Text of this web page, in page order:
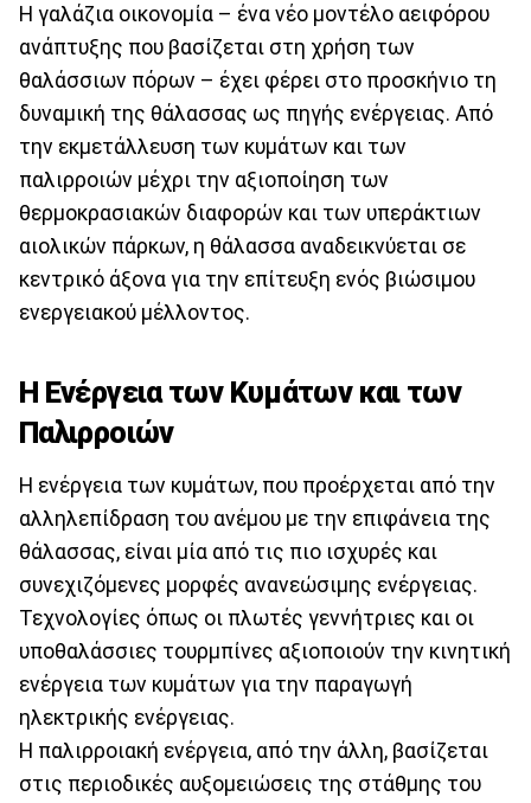
Η γαλάζια οικονομία – ένα νέο μοντέλο αειφόρου
ανάπτυξης που βασίζεται στη χρήση των
θαλάσσιων πόρων – έχει φέρει στο προσκήνιο τη
δυναμική της θάλασσας ως πηγής ενέργειας. Από
την εκμετάλλευση των κυμάτων και των
παλιρροιών μέχρι την αξιοποίηση των
θερμοκρασιακών διαφορών και των υπεράκτιων
αιολικών πάρκων, η θάλασσα αναδεικνύεται σε
κεντρικό άξονα για την επίτευξη ενός βιώσιμου
ενεργειακού μέλλοντος.
Η Ενέργεια των Κυμάτων και των
Παλιρροιών
Η ενέργεια των κυμάτων, που προέρχεται από την
αλληλεπίδραση του ανέμου με την επιφάνεια της
θάλασσας, είναι μία από τις πιο ισχυρές και
συνεχιζόμενες μορφές ανανεώσιμης ενέργειας.
Τεχνολογίες όπως οι πλωτές γεννήτριες και οι
υποθαλάσσιες τουρμπίνες αξιοποιούν την κινητική
ενέργεια των κυμάτων για την παραγωγή
ηλεκτρικής ενέργειας.
Η παλιρροιακή ενέργεια, από την άλλη, βασίζεται
στις περιοδικές αυξομειώσεις της στάθμης του